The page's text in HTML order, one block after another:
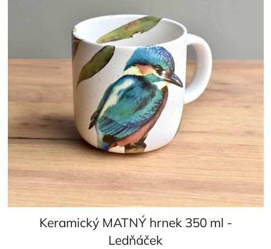
Keramický MATNÝ hrnek 350 ml -
Ledňáček